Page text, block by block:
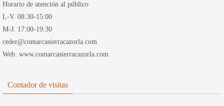
Horario de atención al público
L-V. 08:30-15:00
M-J. 17:00-19:30
ceder@comarcasierracazorla.com
Web: www.comarcasierracazorla.com
Contador de visitas